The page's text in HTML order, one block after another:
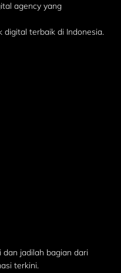
agency yang
digital terbaik di Indonesia.
jadilah bagian dari
terkini.